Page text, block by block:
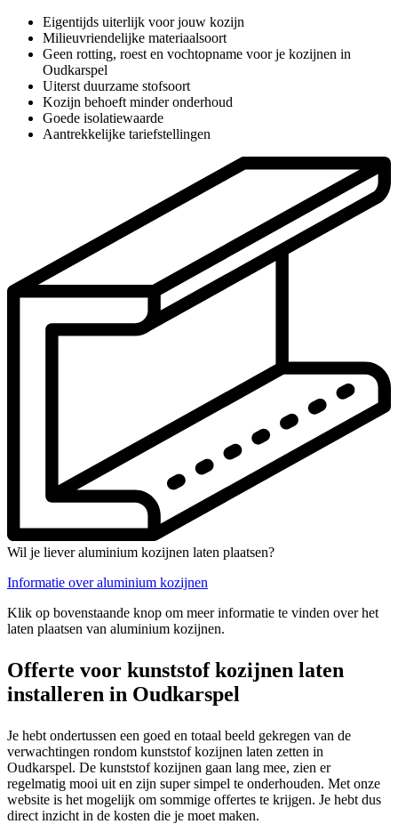
Eigentijds uiterlijk voor jouw kozijn
Milieuvriendelijke materiaalsoort
Geen rotting, roest en vochtopname voor je kozijnen in
Oudkarspel
Uiterst duurzame stofsoort
Kozijn behoeft minder onderhoud
Goede isolatiewaarde
Aantrekkelijke tariefstellingen
Wil je liever aluminium kozijnen laten plaatsen?
Informatie over aluminium kozijnen
Klik op bovenstaande knop om meer informatie te vinden over het
laten plaatsen van aluminium kozijnen.
Offerte voor kunststof kozijnen laten
installeren in Oudkarspel
Je hebt ondertussen een goed en totaal beeld gekregen van de
verwachtingen rondom kunststof kozijnen laten zetten in
Oudkarspel. De kunststof kozijnen gaan lang mee, zien er
regelmatig mooi uit en zijn super simpel te onderhouden. Met onze
website is het mogelijk om sommige offertes te krijgen. Je hebt dus
direct inzicht in de kosten die je moet maken.